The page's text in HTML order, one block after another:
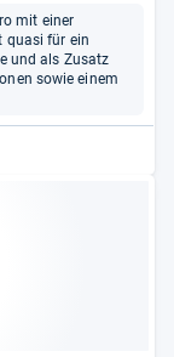
mit einer
quasi für ein
und als Zusatz
sowie einem